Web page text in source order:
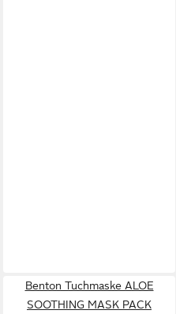
Benton Tuchmaske ALOE
SOOTHING MASK PACK